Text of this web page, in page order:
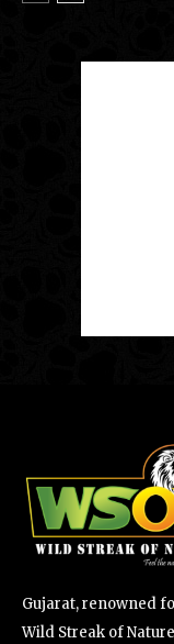
Gujarat, renowned
Wild Streak of